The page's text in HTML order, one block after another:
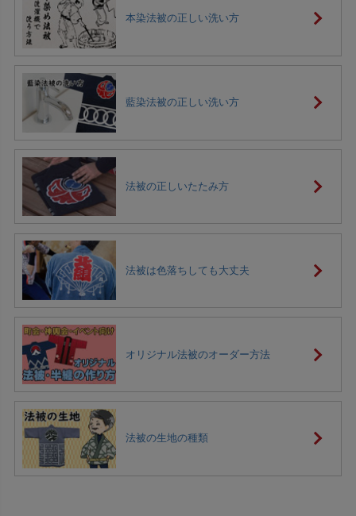
本染法被の正しい洗い方
藍染法被の正しい洗い方
法被の正しいたたみ方
法被は色落ちしても大丈夫
オリジナル法被のオーダー方法
法被の生地の種類